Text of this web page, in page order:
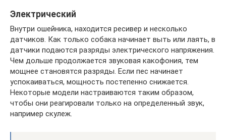
Электрический
Внутри ошейника, находится ресивер и несколько
датчиков. Как только собака начинает выть или лаять, в
датчики подаются разряды электрического напряжения.
Чем дольше продолжается звуковая какофония, тем
мощнее становятся разряды. Если пес начинает
успокаиваться, мощность постепенно снижается.
Некоторые модели настраиваются таким образом,
чтобы они реагировали только на определенный звук,
например скулеж.